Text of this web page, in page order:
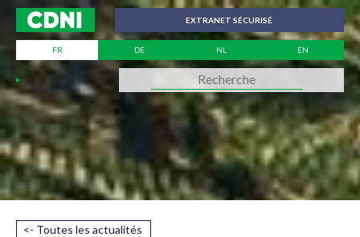
EXTRANET SÉCURISÉ
FR DE NL EN
<- Toutes les actualités
Panneau de gestion des cookies